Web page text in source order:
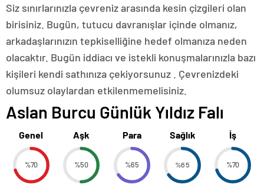
Siz sınırlarınızla çevreniz arasında kesin çizgileri olan
birisiniz. Bugün, tutucu davranışlar içinde olmanız,
arkadaşlarınızın tepkiselliğine hedef olmanıza neden
olacaktır. Bugün iddiacı ve istekli konuşmalarınızla bazı
kişileri kendi sathınıza çekiyorsunuz . Çevrenizdeki
olumsuz olaylardan etkilenmemelisiniz.
Aslan Burcu Günlük Yıldız Falı
Genel
%70
Aşk
%50
Para
%65
Sağlık
%65
İş
%70